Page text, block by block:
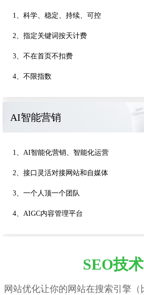
1、科学、稳定、持续、可控
2、指定关键词按天计费
3、不在首页不扣费
4、不限指数
AI智能营销
1、AI智能化营销、智能化运营
2、接口灵活对接网站和自媒体
3、一个人顶一个团队
4、AIGC内容管理平台
SEO技术
网站优化让你的网站在搜索引擎